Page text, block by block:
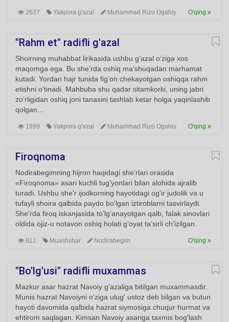
2627 Yakpora g'azal Muhammad Rizo Ogahiy O'qing
"Rahm et" radifli g'azal
Shoirning muhabbat lirikasida ushbu g'azal o’ziga xos
maqomga ega. Bu she’rda oshiq ma’shuqadan marhamat
kutadi. Yordan hajr tunida fig’on chekayotgan oshiqqa rahm
etishni o’tinadi. Mahbuba shu qadar sitamkorki, uning jabri
zo’rligidan oshiq joni tanasini tashlab ketar holga yaqinlashib
qolgan...
1999 Yakpora g'azal Muhammad Rizo Ogahiy O'qing
Firoqnoma
Nodirabegimning hijron haqidagi she’rlari orasida
«Firoqnoma» asari kuchli tug’yonlari bilan alohida ajralib
turadi. Ushbu she'r ijodkorning hayotidagi og'ir judolik va u
tufayli shoira qalbida paydo bo'lgan iztiroblarni tasvirlaydi.
She’rda firoq iskanjasida to’lg’anayotgan qalb, falak sinovlari
oldida ojiz-u notavon oshiq holati g’oyat ta’sirli ch’izilgan.
811 Muashshar Nodirabegim O'qing
"Bo'lg'usi" radifli muxammas
Mazkur asar hazrat Navoiy g'azaliga bitilgan muxammasdir.
Munis hazrat Navoiyni o'ziga ulug' ustoz deb bilgan va butun
hayoti davomida qalbida hazrat siymosiga chuqur hurmat va
ehtirom saqlagan. Kimsan Navoiy asariga taxmis bog'lash